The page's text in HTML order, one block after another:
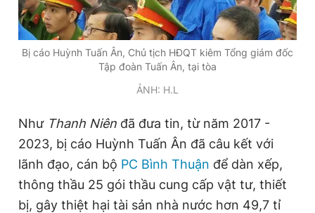
Bị cáo Huỳnh Tuấn Ân, Chủ tịch HĐQT kiêm Tổng giám đốc
Tập đoàn Tuấn Ân, tại tòa
ẢNH: H.L
Như Thanh Niên đã đưa tin, từ năm 2017 -
2023, bị cáo Huỳnh Tuấn Ân đã câu kết với
lãnh đạo, cán bộ PC Bình Thuận để dàn xếp,
thông thầu 25 gói thầu cung cấp vật tư, thiết
bị, gây thiệt hại tài sản nhà nước hơn 49,7 tỉ